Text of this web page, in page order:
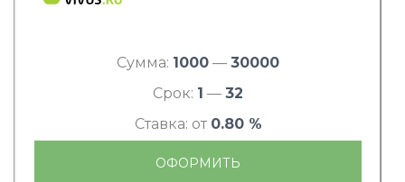
Сумма: 1000 — 30000
Срок: 1 — 32
Ставка: от 0.80 %
ОФОРМИТЬ